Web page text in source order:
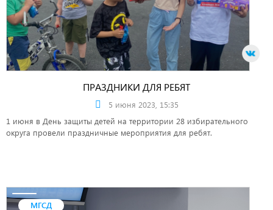
ПРАЗДНИКИ ДЛЯ РЕБЯТ
5 июня 2023, 15:35
1 июня в День защиты детей на территории 28 избирательного
округа провели праздничные мероприятия для ребят.
МГСД